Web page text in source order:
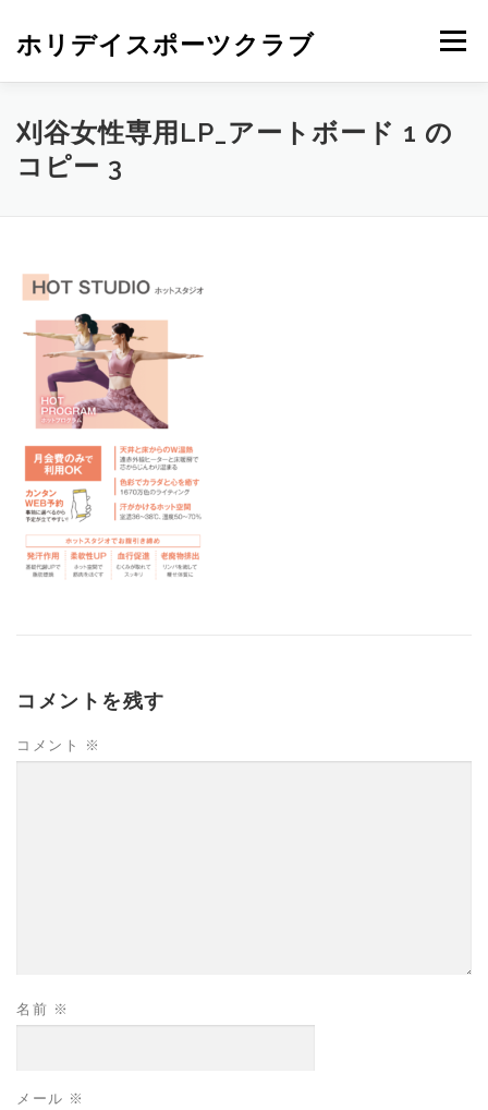
ホリデイスポーツクラブ メニュー
刈谷女性専用LP_アートボード 1 の
コピー 3
コメントを残す
コメント ※
名前 ※
メール ※